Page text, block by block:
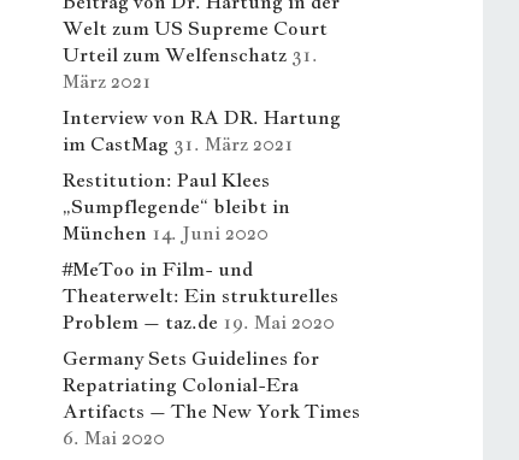
Welt zum US Supreme Court
Urteil zum Welfenschatz 31.
März 2021
Interview von RA DR. Hartung
im CastMag 31. März 2021
Restitution: Paul Klees
„Sumpflegende“ bleibt in
München 14. Juni 2020
#MeToo in Film- und
Theaterwelt: Ein strukturelles
Problem – taz.de 19. Mai 2020
Germany Sets Guidelines for
Repatriating Colonial-Era
Artifacts – The New York Times
6. Mai 2020